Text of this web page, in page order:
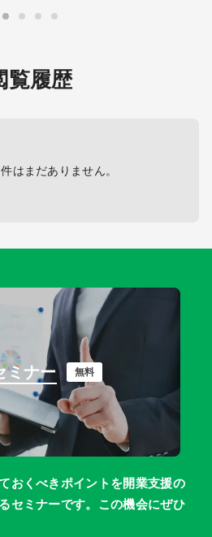
覧履歴
はまだありません。
ミナー 無料
おくべきポイントを開業支援の
セミナーです。この機会にぜひ